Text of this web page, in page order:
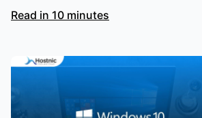
Read in 10 minutes